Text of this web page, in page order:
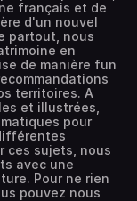
français et de
d'un nouvel
partout, nous
en
de manière fun
territoires. A
et illustrées,
pour
ces sujets, nous
avec une
Pour ne rien
pouvez nous